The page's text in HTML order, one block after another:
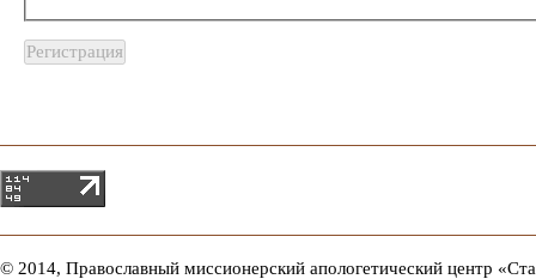
© 2014, Православный миссионерский апологетический центр